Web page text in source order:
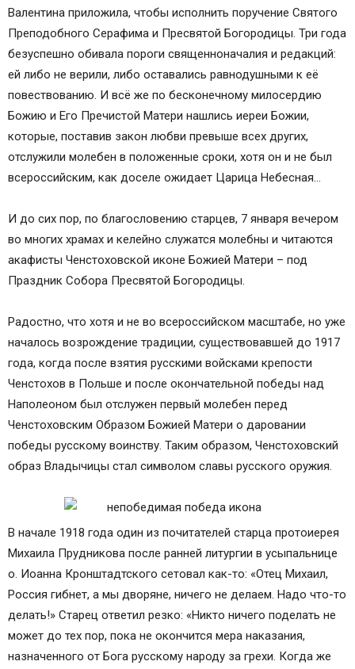
Валентина приложила, чтобы исполнить поручение Святого
Преподобного Серафима и Пресвятой Богородицы. Три года
безуспешно обивала пороги священноначалия и редакций:
ей либо не верили, либо оставались равнодушными к её
повествованию. И всё же по бесконечному милосердию
Божию и Его Пречистой Матери нашлись иереи Божии,
которые, поставив закон любви превыше всех других,
отслужили молебен в положенные сроки, хотя он и не был
всероссийским, как доселе ожидает Царица Небесная…
И до сих пор, по благословению старцев, 7 января вечером
во многих храмах и келейно служатся молебны и читаются
акафисты Ченстоховской иконе Божией Матери – под
Праздник Собора Пресвятой Богородицы.
Радостно, что хотя и не во всероссийском масштабе, но уже
началось возрождение традиции, существовавшей до 1917
года, когда после взятия русскими войсками крепости
Ченстохов в Польше и после окончательной победы над
Наполеоном был отслужен первый молебен перед
Ченстоховским Образом Божией Матери о даровании
победы русскому воинству. Таким образом, Ченстоховский
образ Владычицы стал символом славы русского оружия.
В начале 1918 года один из почитателей старца протоиерея
Михаила Прудникова после ранней литургии в усыпальнице
о. Иоанна Кронштадтского сетовал как-то: «Отец Михаил,
Россия гибнет, а мы дворяне, ничего не делаем. Надо что-то
делать!» Старец ответил резко: «Никто ничего поделать не
может до тех пор, пока не окончится мера наказания,
назначенного от Бога русскому народу за грехи. Когда же